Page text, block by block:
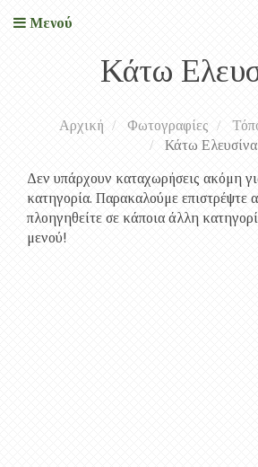
Μενού
Κάτω
Αρχική Φωτογραφίες
Κάτω Ελευσίνα
Δεν υπάρχουν καταχωρήσεις ακόμη
κατηγορία. Παρακαλούμε επιστρέψτε
πλοηγηθείτε σε κάποια άλλη
μενού!